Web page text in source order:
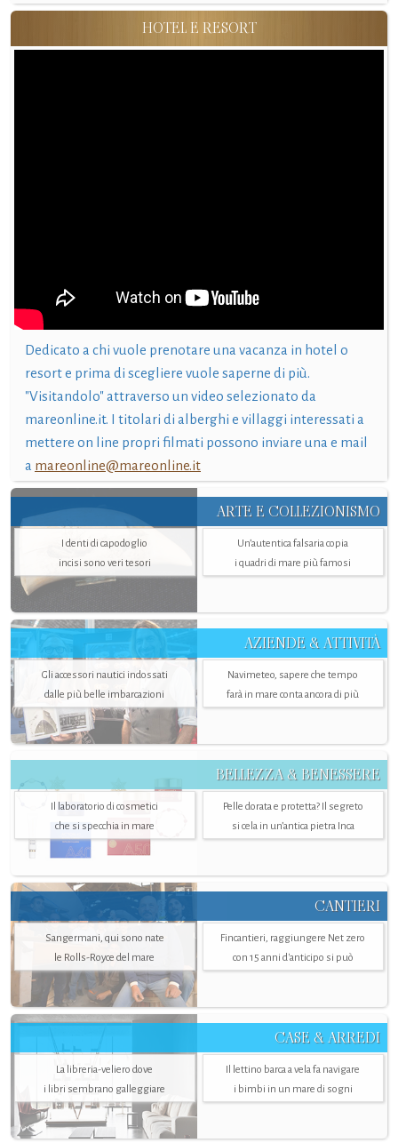
HOTEL E RESORT
Dedicato a chi vuole prenotare una vacanza in hotel o
resort e prima di scegliere vuole saperne di più.
"Visitandolo" attraverso un video selezionato da
mareonline.it. I titolari di alberghi e villaggi interessati a
mettere on line propri filmati possono inviare una e mail
a mareonline@mareonline.it
ARTE E COLLEZIONISMO
I denti di capodoglio
incisi sono veri tesori
Un’autentica falsaria copia
i quadri di mare più famosi
AZIENDE & ATTIVITÀ
Gli accessori nautici indossati
dalle più belle imbarcazioni
Navimeteo, sapere che tempo
farà in mare conta ancora di più
BELLEZZA & BENESSERE
Il laboratorio di cosmetici
che si specchia in mare
Pelle dorata e protetta? Il segreto
si cela in un’antica pietra Inca
CANTIERI
Sangermani, qui sono nate
le Rolls-Royce del mare
Fincantieri, raggiungere Net zero
con 15 anni d'anticipo si può
CASE & ARREDI
La libreria-veliero dove
i libri sembrano galleggiare
Il lettino barca a vela fa navigare
i bimbi in un mare di sogni